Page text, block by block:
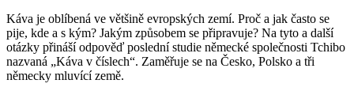
Káva je oblíbená ve většině evropských zemí. Proč a jak často se
pije, kde a s kým? Jakým způsobem se připravuje? Na tyto a další
otázky přináší odpověď poslední studie německé společnosti Tchibo
nazvaná „Káva v číslech“. Zaměřuje se na Česko, Polsko a tři
německy mluvící země.